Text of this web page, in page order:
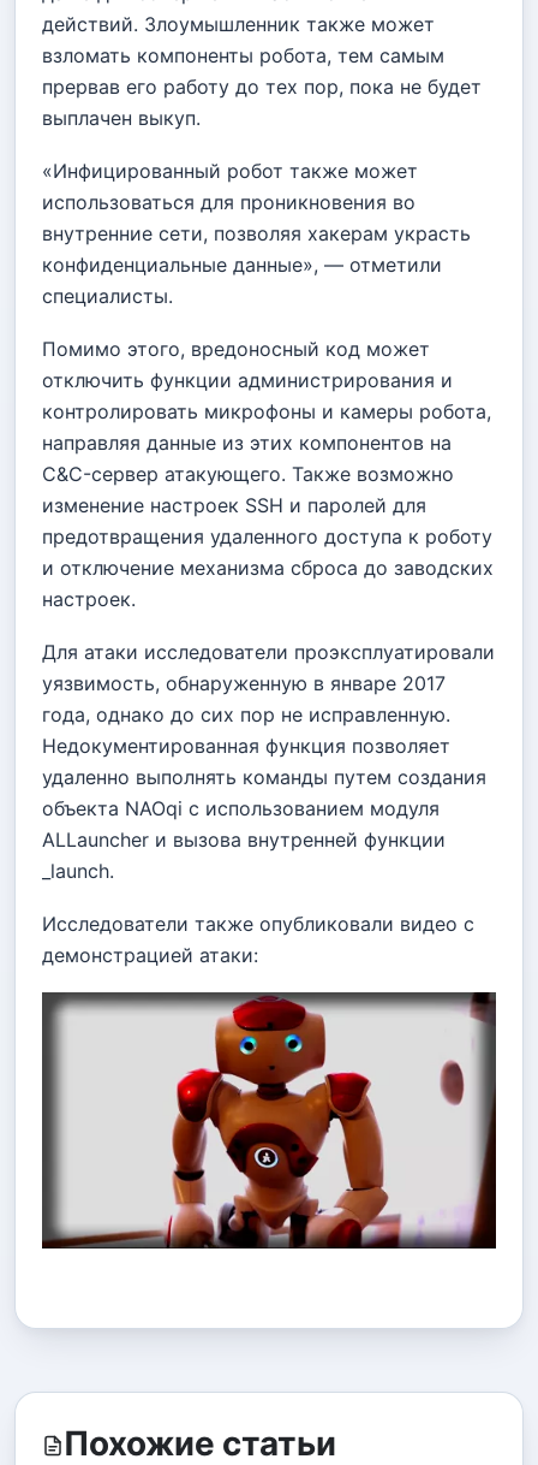
действий. Злоумышленник также может
взломать компоненты робота, тем самым
прервав его работу до тех пор, пока не будет
выплачен выкуп.
«Инфицированный робот также может
использоваться для проникновения во
внутренние сети, позволяя хакерам украсть
конфиденциальные данные», — отметили
специалисты.
Помимо этого, вредоносный код может
отключить функции администрирования и
контролировать микрофоны и камеры робота,
направляя данные из этих компонентов на
C&C-сервер атакующего. Также возможно
изменение настроек SSH и паролей для
предотвращения удаленного доступа к роботу
и отключение механизма сброса до заводских
настроек.
Для атаки исследователи проэксплуатировали
уязвимость, обнаруженную в январе 2017
года, однако до сих пор не исправленную.
Недокументированная функция позволяет
удаленно выполнять команды путем создания
объекта NAOqi с использованием модуля
ALLauncher и вызова внутренней функции
_launch.
Исследователи также опубликовали видео с
демонстрацией атаки:
Похожие статьи